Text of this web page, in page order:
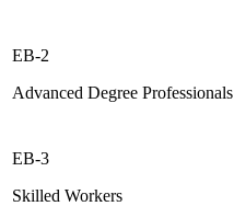
EB-2
Advanced Degree Professionals
EB-3
Skilled Workers